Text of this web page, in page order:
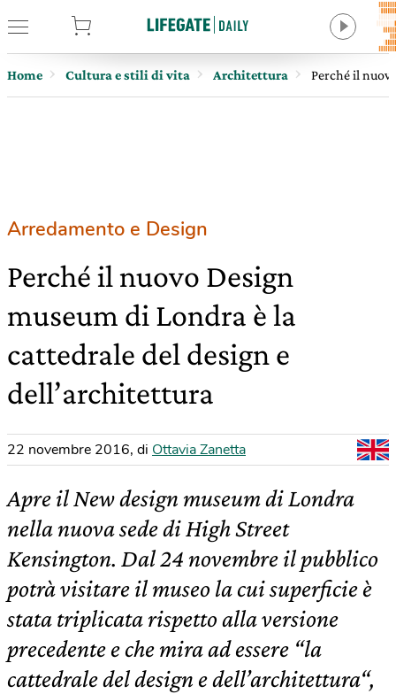
Home Cultura e stili di vita Architettura Perché il
Arredamento e Design
Perché il nuovo Design
museum di Londra è la
cattedrale del design e
dell’architettura
22 novembre 2016, di Ottavia Zanetta
Apre il New design museum di Londra
nella nuova sede di High Street
Kensington. Dal 24 novembre il pubblico
potrà visitare il museo la cui superficie è
stata triplicata rispetto alla versione
precedente e che mira ad essere “la
cattedrale del design e dell’architettura“,